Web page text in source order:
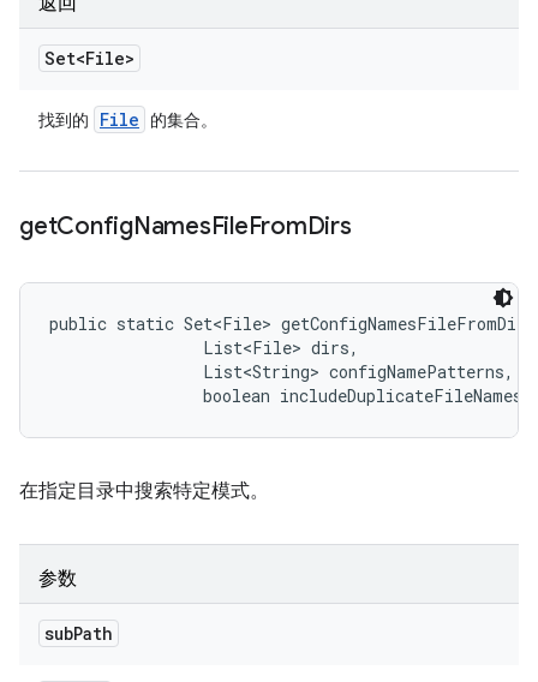
Set<File>
找到的 File 的集合。
getConfigNamesFileFromDirs
public static Set<File>
                List<File> dirs,
                List<String> configNamePatterns,
                boolean includeDuplicateFileNames)
在指定目录中搜索特定模式。
参数
subPath